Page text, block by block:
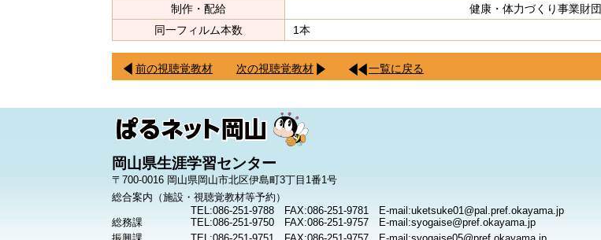
制作・配給
健康・体力づくり事業財団
同一フィルム本数
1本
前の視聴覚教材 次の視聴覚教材 一覧に戻る
岡山県生涯学習センター
〒700-0016 岡山県岡山市北区伊島町3丁目1番1号
総合案内（施設・視聴覚教材等予約）
TEL:086-251-9788 FAX:086-251-9781 E-mail:uketsuke01@pal.pref.okayama.jp
総務課
TEL:086-251-9750 FAX:086-251-9757 E-mail:syogaise@pref.okayama.jp